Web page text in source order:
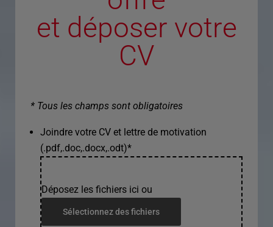
et déposer votre
CV
* Tous les champs sont obligatoires
Joindre votre CV et lettre de motivation
(.pdf,.doc,.docx,.odt)*
Déposez les fichiers ici ou
Sélectionnez des fichiers